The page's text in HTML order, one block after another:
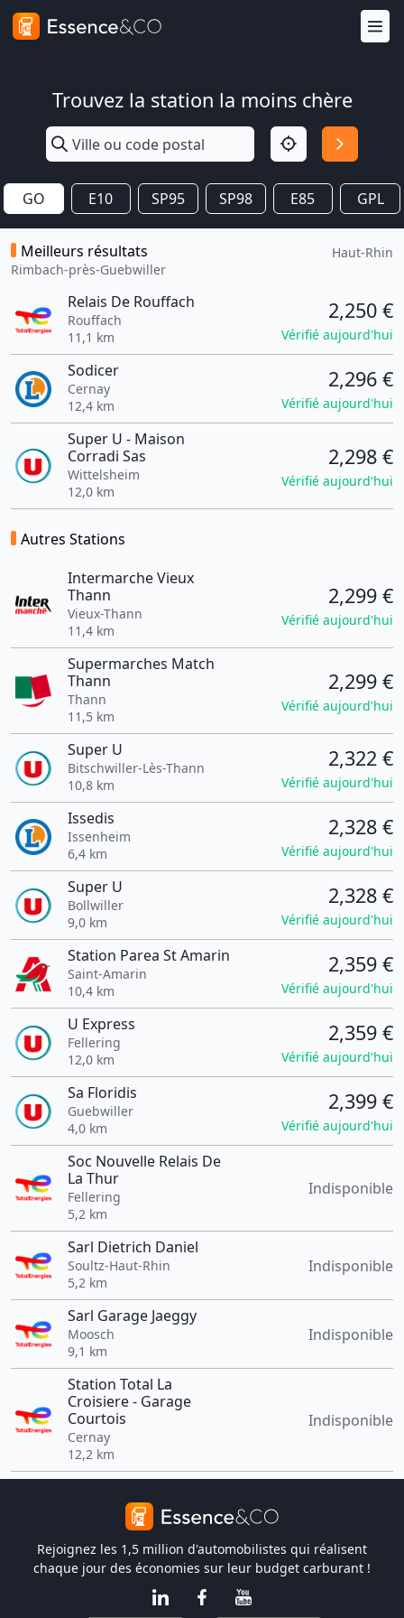
Trouvez la station la moins chère
GO E10 SP95 SP98 E85 GPL
Meilleurs résultats
Rimbach-près-Guebwiller
Haut-Rhin
Relais De Rouffach
Rouffach
11,1 km
2,250 €
Vérifié aujourd'hui
Sodicer
Cernay
12,4 km
2,296 €
Vérifié aujourd'hui
Super U - Maison
Corradi Sas
Wittelsheim
12,0 km
2,298 €
Vérifié aujourd'hui
Autres Stations
Intermarche Vieux
Thann
Vieux-Thann
11,4 km
2,299 €
Vérifié aujourd'hui
Supermarches Match
Thann
Thann
11,5 km
2,299 €
Vérifié aujourd'hui
Super U
Bitschwiller-Lès-Thann
10,8 km
2,322 €
Vérifié aujourd'hui
Issedis
Issenheim
6,4 km
2,328 €
Vérifié aujourd'hui
Super U
Bollwiller
9,0 km
2,328 €
Vérifié aujourd'hui
Station Parea St Amarin
Saint-Amarin
10,4 km
2,359 €
Vérifié aujourd'hui
U Express
Fellering
12,0 km
2,359 €
Vérifié aujourd'hui
Sa Floridis
Guebwiller
4,0 km
2,399 €
Vérifié aujourd'hui
Soc Nouvelle Relais De
La Thur
Fellering
5,2 km
Indisponible
Sarl Dietrich Daniel
Soultz-Haut-Rhin
5,2 km
Indisponible
Sarl Garage Jaeggy
Moosch
9,1 km
Indisponible
Station Total La
Croisiere - Garage
Courtois
Cernay
12,2 km
Indisponible
Rejoignez les 1,5 million d'automobilistes qui réalisent
chaque jour des économies sur leur budget carburant !